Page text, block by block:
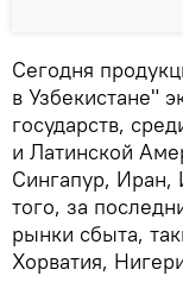
Сегодня
в Узбекистане"
государств,
и Латинской
Сингапур,
того, за
рынки сбыта,
Хорватия,